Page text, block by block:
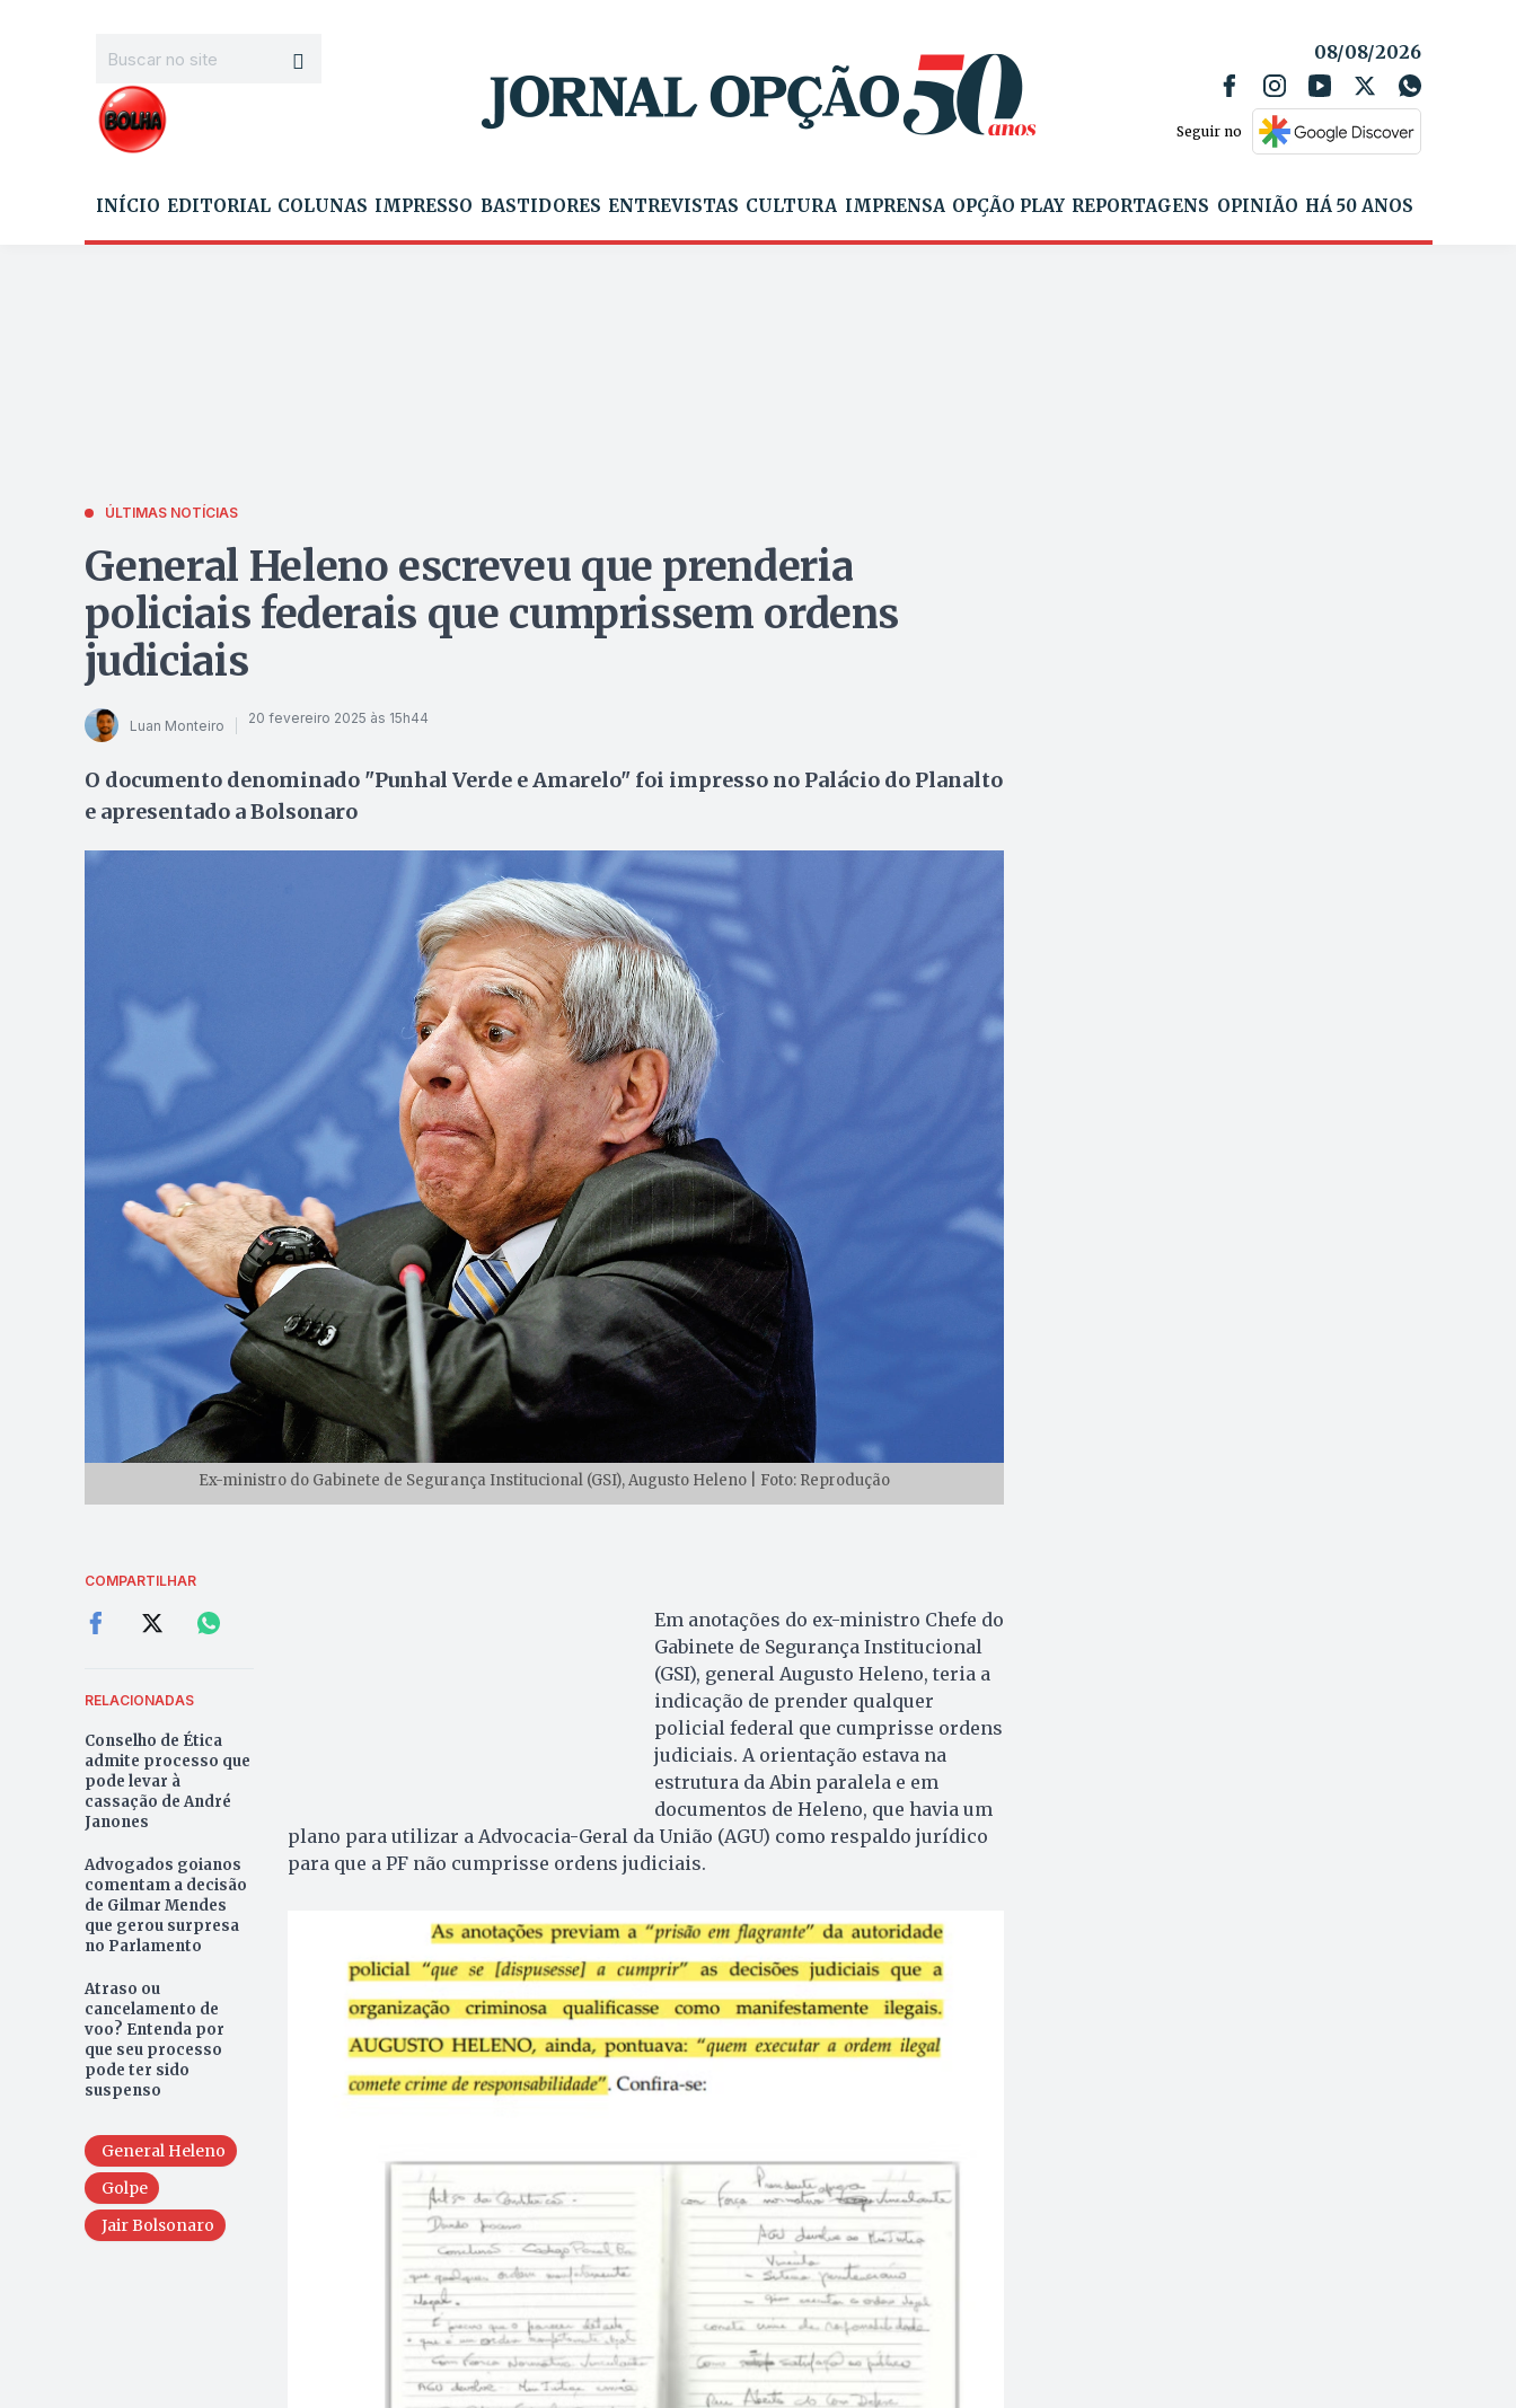
08/08/2026
Seguir no
INÍCIO EDITORIAL COLUNAS IMPRESSO BASTIDORES ENTREVISTAS CULTURA IMPRENSA OPÇÃO PLAY REPORTAGENS OPINIÃO HÁ 50 ANOS
ÚLTIMAS NOTÍCIAS
General Heleno escreveu que prenderia
policiais federais que cumprissem ordens
judiciais
Luan Monteiro 20 fevereiro 2025 às 15h44
O documento denominado "Punhal Verde e Amarelo" foi impresso no Palácio do Planalto
e apresentado a Bolsonaro
Ex-ministro do Gabinete de Segurança Institucional (GSI), Augusto Heleno | Foto: Reprodução
COMPARTILHAR
RELACIONADAS
Conselho de Ética
admite processo que
pode levar à
cassação de André
Janones
Advogados goianos
comentam a decisão
de Gilmar Mendes
que gerou surpresa
no Parlamento
Atraso ou
cancelamento de
voo? Entenda por
que seu processo
pode ter sido
suspenso
General Heleno
Golpe
Jair Bolsonaro
Em anotações do ex-ministro Chefe do
Gabinete de Segurança Institucional
(GSI), general Augusto Heleno, teria a
indicação de prender qualquer
policial federal que cumprisse ordens
judiciais. A orientação estava na
estrutura da Abin paralela e em
documentos de Heleno, que havia um
plano para utilizar a Advocacia-Geral da União (AGU) como respaldo jurídico
para que a PF não cumprisse ordens judiciais.